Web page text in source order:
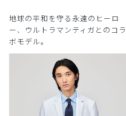
地球の平和を守る永遠のヒーロ
ー、ウルトラマンティガとのコラ
ボモデル。